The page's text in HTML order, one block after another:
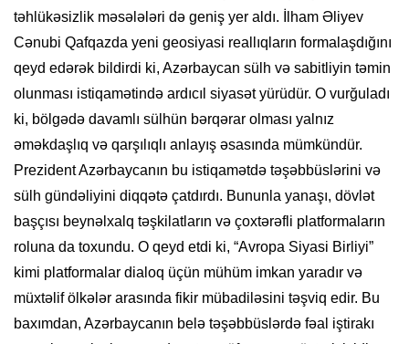
təhlükəsizlik məsələləri də geniş yer aldı. İlham Əliyev
Cənubi Qafqazda yeni geosiyasi reallıqların formalaşdığını
qeyd edərək bildirdi ki, Azərbaycan sülh və sabitliyin təmin
olunması istiqamətində ardıcıl siyasət yürüdür. O vurğuladı
ki, bölgədə davamlı sülhün bərqərar olması yalnız
əməkdaşlıq və qarşılıqlı anlayış əsasında mümkündür.
Prezident Azərbaycanın bu istiqamətdə təşəbbüslərini və
sülh gündəliyini diqqətə çatdırdı. Bununla yanaşı, dövlət
başçısı beynəlxalq təşkilatların və çoxtərəfli platformaların
roluna da toxundu. O qeyd etdi ki, “Avropa Siyasi Birliyi”
kimi platformalar dialoq üçün mühüm imkan yaradır və
müxtəlif ölkələr arasında fikir mübadiləsini təşviq edir. Bu
baxımdan, Azərbaycanın belə təşəbbüslərdə fəal iştirakı